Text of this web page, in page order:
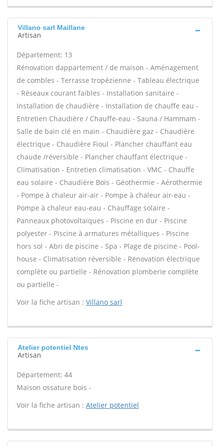
Villano sarl Maillane
Artisan
Département: 13
Rénovation dappartement / de maison - Aménagement
de combles - Terrasse tropézienne - Tableau électrique
- Réseaux courant faibles - Installation sanitaire -
Installation de chaudière - Installation de chauffe eau -
Entretien Chaudière / Chauffe-eau - Sauna / Hammam -
Salle de bain clé en main - Chaudière gaz - Chaudière
électrique - Chaudière Fioul - Plancher chauffant eau
chaude /réversible - Plancher chauffant électrique -
Climatisation - Entretien climatisation - VMC - Chauffe
eau solaire - Chaudière Bois - Géothermie - Aérothermie
- Pompe à chaleur air-air - Pompe à chaleur air-eau -
Pompe à chaleur eau-eau - Chauffage solaire -
Panneaux photovoltaïques - Piscine en dur - Piscine
polyester - Piscine à armatures métalliques - Piscine
hors sol - Abri de piscine - Spa - Plage de piscine - Pool-
house - Climatisation réversible - Rénovation électrique
complète ou partielle - Rénovation plomberie complète
ou partielle -
Voir la fiche artisan : Villano sarl
Atelier potentiel Ntes
Artisan
Département: 44
Maison ossature bois -
Voir la fiche artisan : Atelier potentiel